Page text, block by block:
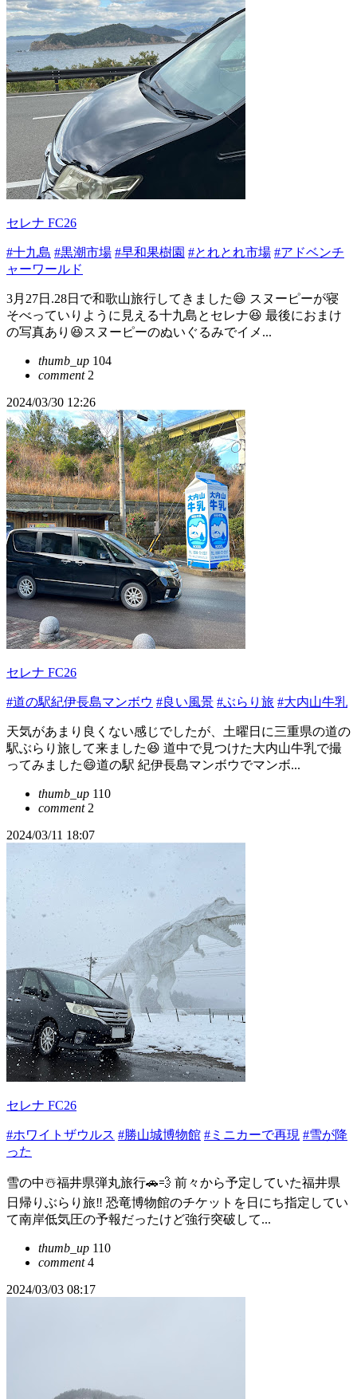
セレナ FC26
#十九島 #黒潮市場 #早和果樹園 #とれとれ市場 #アドベンチ
ャーワールド
3月27日.28日で和歌山旅行してきました😄 スヌーピーが寝
そべっていりように見える十九島とセレナ😆 最後におまけ
の写真あり😆スヌーピーのぬいぐるみでイメ...
thumb_up 104
comment2
2024/03/30 12:26
セレナ FC26
#道の駅紀伊長島マンボウ #良い風景 #ぶらり旅 #大内山牛乳
天気があまり良くない感じでしたが、土曜日に三重県の道の
駅ぶらり旅して来ました😆 道中で見つけた大内山牛乳で撮
ってみました😄道の駅 紀伊長島マンボウでマンボ...
thumb_up 110
comment2
2024/03/11 18:07
セレナ FC26
#ホワイトザウルス #勝山城博物館 #ミニカーで再現 #雪が降
った
雪の中☃️福井県弾丸旅行🚗💨 前々から予定していた福井県
日帰りぶらり旅‼️ 恐竜博物館のチケットを日にち指定してい
て南岸低気圧の予報だったけど強行突破して...
thumb_up 110
comment4
2024/03/03 08:17